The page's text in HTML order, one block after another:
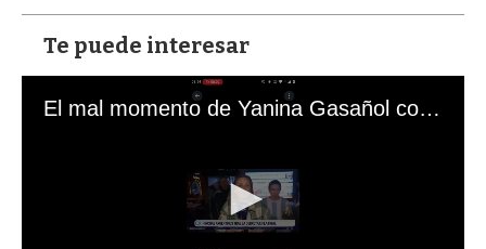
Te puede interesar
El mal momento de Yanina Gasañol con un hincha argentino en "Subrayado"